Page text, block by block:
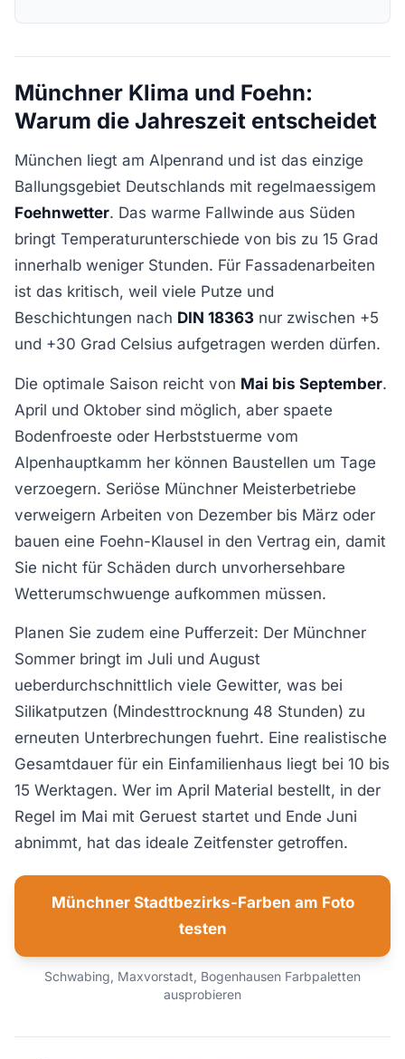
Münchner Klima und Foehn:
Warum die Jahreszeit entscheidet
München liegt am Alpenrand und ist das einzige
Ballungsgebiet Deutschlands mit regelmaessigem
Foehnwetter. Das warme Fallwinde aus Süden
bringt Temperaturunterschiede von bis zu 15 Grad
innerhalb weniger Stunden. Für Fassadenarbeiten
ist das kritisch, weil viele Putze und
Beschichtungen nach DIN 18363 nur zwischen +5
und +30 Grad Celsius aufgetragen werden dürfen.
Die optimale Saison reicht von Mai bis September.
April und Oktober sind möglich, aber spaete
Bodenfroeste oder Herbststuerme vom
Alpenhauptkamm her können Baustellen um Tage
verzoegern. Seriöse Münchner Meisterbetriebe
verweigern Arbeiten von Dezember bis März oder
bauen eine Foehn-Klausel in den Vertrag ein, damit
Sie nicht für Schäden durch unvorhersehbare
Wetterumschwuenge aufkommen müssen.
Planen Sie zudem eine Pufferzeit: Der Münchner
Sommer bringt im Juli und August
ueberdurchschnittlich viele Gewitter, was bei
Silikatputzen (Mindesttrocknung 48 Stunden) zu
erneuten Unterbrechungen fuehrt. Eine realistische
Gesamtdauer für ein Einfamilienhaus liegt bei 10 bis
15 Werktagen. Wer im April Material bestellt, in der
Regel im Mai mit Geruest startet und Ende Juni
abnimmt, hat das ideale Zeitfenster getroffen.
Münchner Stadtbezirks-Farben am Foto
testen
Schwabing, Maxvorstadt, Bogenhausen Farbpaletten
ausprobieren